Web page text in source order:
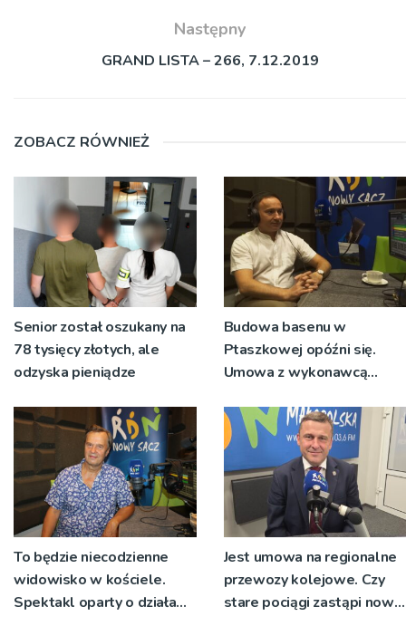
Następny
GRAND LISTA – 266, 7.12.2019
ZOBACZ RÓWNIEŻ
Senior został oszukany na
78 tysięcy złotych, ale
odzyska pieniądze
Budowa basenu w
Ptaszkowej opóźni się.
Umowa z wykonawcą
nie zostanie podpisana
To będzie niecodzienne
widowisko w kościele.
Spektakl oparty o działa
Jest umowa na regionalne
przewozy kolejowe. Czy
stare pociągi zastąpi nowy